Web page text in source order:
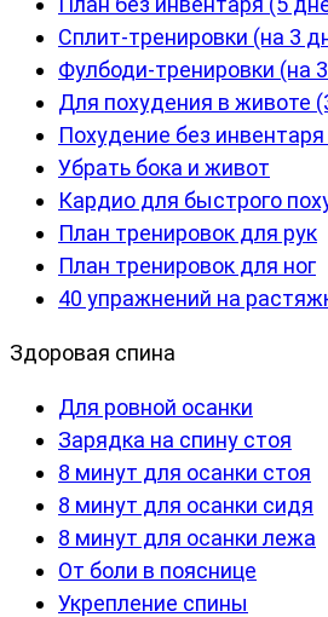
Сплит-тренировки (на 3
Фулбоди-тренировки (на
Для похудения в животе
Похудение без
Убрать бока и живот
Кардио для быстрого
План тренировок для рук
План тренировок для ног
40 упражнений на
Здоровая спина
Для ровной осанки
Зарядка на спину стоя
8 минут для осанки стоя
8 минут для осанки сидя
8 минут для осанки лежа
От боли в пояснице
Укрепление спины